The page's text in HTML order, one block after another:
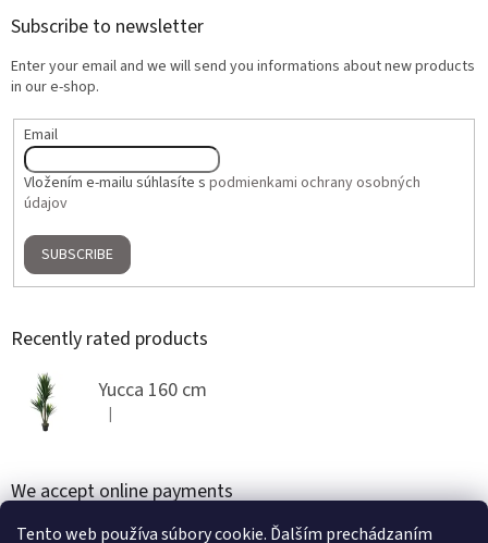
Tento web používa súbory cookie. Ďalším prechádzaním
Subscribe to newsletter
Enter your email and we will send you informations about new products
in our e-shop.
Email
Vložením e-mailu súhlasíte s podmienkami ochrany osobných
údajov
SUBSCRIBE
Recently rated products
Yucca 160 cm
The product rating is 5 out of 5 stars.
|
We accept online payments